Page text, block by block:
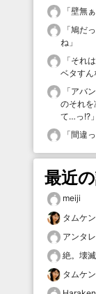
「壁無
「鳩だ
ね 」
「それ
ベタすん
「アバ
のそれ
て…っ!?」
「間違
最近
meiji
タムケ
アンタ
絶。壊
タムケ